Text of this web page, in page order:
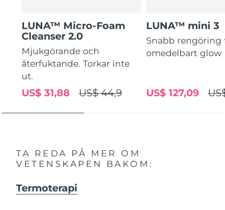
LUNA™ Micro-Foam
Cleanser 2.0
Mjukgörande och
återfuktande. Torkar inte
ut.
US$ 44,9
US$ 31,88
LUNA™ mini 3
Snabb rengöring
omedelbart glow
US$ 127,09
TA REDA PÅ MER OM
VETENSKAPEN BAKOM:
Termoterapi